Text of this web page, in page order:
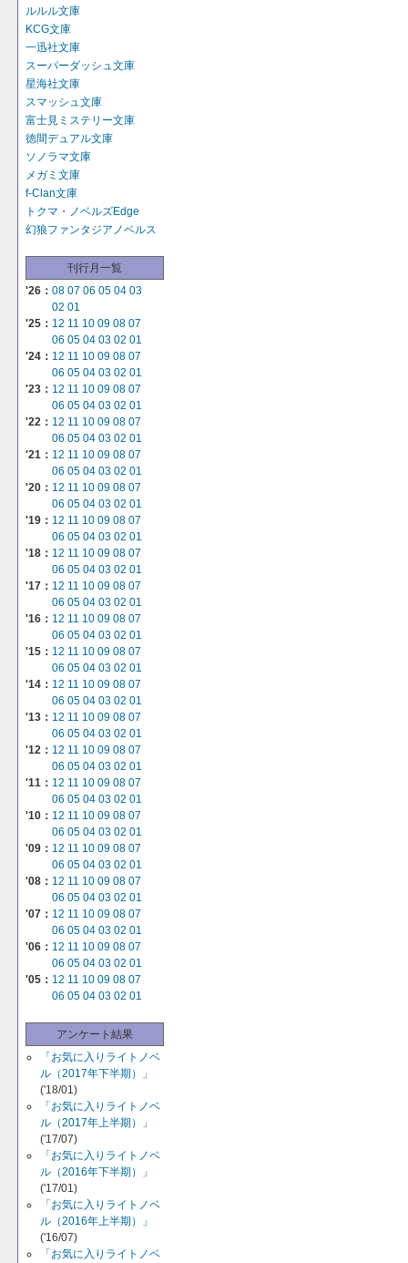
ルルル文庫
KCG文庫
一迅社文庫
スーパーダッシュ文庫
星海社文庫
スマッシュ文庫
富士見ミステリー文庫
徳間デュアル文庫
ソノラマ文庫
メガミ文庫
f-Clan文庫
トクマ・ノベルズEdge
幻狼ファンタジアノベルス
刊行月一覧
'26： 08 07 06 05 04 03
02 01
'25： 12 11 10 09 08 07
06 05 04 03 02 01
'24： 12 11 10 09 08 07
06 05 04 03 02 01
'23： 12 11 10 09 08 07
06 05 04 03 02 01
'22： 12 11 10 09 08 07
06 05 04 03 02 01
'21： 12 11 10 09 08 07
06 05 04 03 02 01
'20： 12 11 10 09 08 07
06 05 04 03 02 01
'19： 12 11 10 09 08 07
06 05 04 03 02 01
'18： 12 11 10 09 08 07
06 05 04 03 02 01
'17： 12 11 10 09 08 07
06 05 04 03 02 01
'16： 12 11 10 09 08 07
06 05 04 03 02 01
'15： 12 11 10 09 08 07
06 05 04 03 02 01
'14： 12 11 10 09 08 07
06 05 04 03 02 01
'13： 12 11 10 09 08 07
06 05 04 03 02 01
'12： 12 11 10 09 08 07
06 05 04 03 02 01
'11： 12 11 10 09 08 07
06 05 04 03 02 01
'10： 12 11 10 09 08 07
06 05 04 03 02 01
'09： 12 11 10 09 08 07
06 05 04 03 02 01
'08： 12 11 10 09 08 07
06 05 04 03 02 01
'07： 12 11 10 09 08 07
06 05 04 03 02 01
'06： 12 11 10 09 08 07
06 05 04 03 02 01
'05： 12 11 10 09 08 07
06 05 04 03 02 01
アンケート結果
「お気に入りライトノベ
ル（2017年下半期）」
('18/01)
「お気に入りライトノベ
ル（2017年上半期）」
('17/07)
「お気に入りライトノベ
ル（2016年下半期）」
('17/01)
「お気に入りライトノベ
ル（2016年上半期）」
('16/07)
「お気に入りライトノベ